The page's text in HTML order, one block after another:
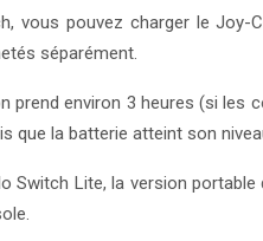
vous pouvez charger le
séparément.
prend environ 3 heures (si
que la batterie atteint son
Switch Lite, la version